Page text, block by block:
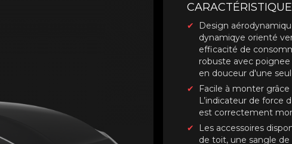
Design
dynamiqye orienté
efficacité de
robuste avec
en douceur d'une
Facile à monter
L’indicateur de force
est correctement
Les accessoires
de toit, une sangle